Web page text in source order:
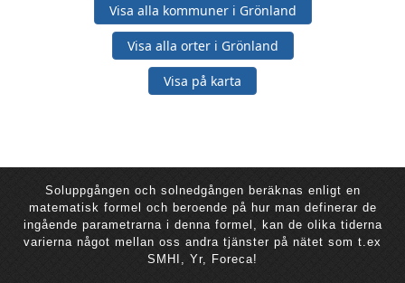
Visa alla kommuner i Grönland
Visa alla orter i Grönland
Visa på karta
Soluppgången och solnedgången beräknas enligt en
matematisk formel och beroende på hur man definerar de
ingående parametrarna i denna formel, kan de olika tiderna
varierna något mellan oss andra tjänster på nätet som t.ex
SMHI, Yr, Foreca!